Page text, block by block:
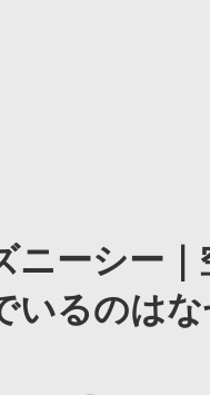
ニーシー
いるのは